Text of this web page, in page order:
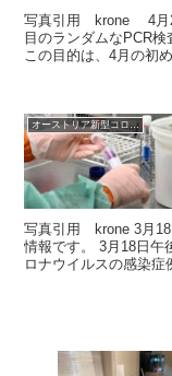
写真引用 krone 4月
目のランダムなPCR検
この目的は、4月の初
オーストリア新型コロナウイルス情報2020
写真引用 krone 3月18
情報です。 3月18日午
ロナウイルスの感染